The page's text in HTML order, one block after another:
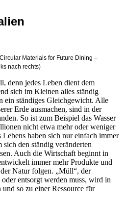
Materials for Future Dining –
nach rechts)
denn jedes Leben dient dem
sich im Kleinen alles ständig
ein ständiges Gleichgewicht. Alle
Erde ausmachen, sind in der
So ist zum Beispiel das Wasser
nicht etwa mehr oder weniger
haben sich nur einfach immer
den ständig veränderten
Auch die Wirtschaft beginnt in
immer mehr Produkte und
Natur folgen. „Müll“, der
entsorgt werden muss, wird in
so zu einer Ressource für